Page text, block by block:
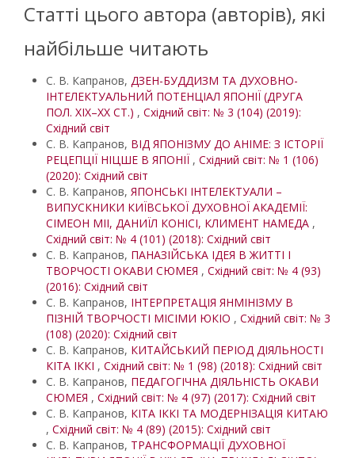
Статті цього автора (авторів), які
найбільше читають
С. В. Капранов, ДЗЕН-БУДДИЗМ ТА ДУХОВНО-
ІНТЕЛЕКТУАЛЬНИЙ ПОТЕНЦІАЛ ЯПОНІЇ (ДРУГА
ПОЛ. ХІХ–ХХ СТ.) , Східний світ: № 3 (104) (2019):
Східний світ
С. В. Капранов, ВІД ЯПОНІЗМУ ДО АНІМЕ: З ІСТОРІЇ
РЕЦЕПЦІЇ НІЦШЕ В ЯПОНІЇ , Східний світ: № 1 (106)
(2020): Східний світ
С. В. Капранов, ЯПОНСЬКІ ІНТЕЛЕКТУАЛИ –
ВИПУСКНИКИ КИЇВСЬКОЇ ДУХОВНОЇ АКАДЕМІЇ:
СІМЕОН МІІ, ДАНИЇЛ КОНІСІ, КЛИМЕНТ НАМЕДА ,
Східний світ: № 4 (101) (2018): Східний світ
С. В. Капранов, ПАНАЗІЙСЬКА ІДЕЯ В ЖИТТІ І
ТВОРЧОСТІ ОКАВИ СЮМЕЯ , Східний світ: № 4 (93)
(2016): Східний світ
С. В. Капранов, ІНТЕРПРЕТАЦІЯ ЯНМІНІЗМУ В
ПІЗНІЙ ТВОРЧОСТІ МІСІМИ ЮКІО , Східний світ: № 3
(108) (2020): Східний світ
С. В. Капранов, КИТАЙСЬКИЙ ПЕРІОД ДІЯЛЬНОСТІ
КІТА ІККІ , Східний світ: № 1 (98) (2018): Східний світ
С. В. Капранов, ПЕДАГОГІЧНА ДІЯЛЬНІСТЬ ОКАВИ
СЮМЕЯ , Східний світ: № 4 (97) (2017): Східний світ
С. В. Капранов, КІТА ІККІ ТА МОДЕРНІЗАЦІЯ КИТАЮ
, Східний світ: № 4 (89) (2015): Східний світ
С. В. Капранов, ТРАНСФОРМАЦІЇ ДУХОВНОЇ